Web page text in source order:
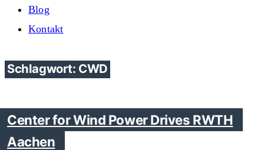
Blog
Kontakt
Schlagwort: CWD
Center for Wind Power Drives RWTH
Aachen